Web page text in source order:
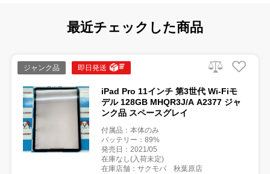
最近チェックした商品
ジャンク品 即日発送
iPad Pro 11インチ 第3世代 Wi-Fiモ
デル 128GB MHQR3J/A A2377 ジャ
ンク品 スペースグレイ
付属品：本体のみ
バッテリー：89%
発売日：2021/05
在庫なし(入荷未定)
在庫店舗：サクモバ 秋葉原店